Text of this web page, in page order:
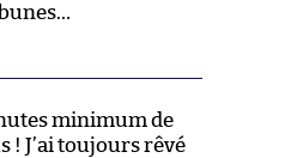
minimum de
! J’ai toujours rêvé